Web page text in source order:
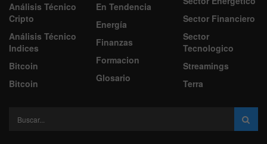
Análisis Técnico
Cripto
Análisis Técnico
Indices
Bitcoin
Bitcoin
En Tendencia
Energía
Finanzas
Formacion
Glosario
Sector Financiero
Sector
Tecnologico
Streamings
Terra